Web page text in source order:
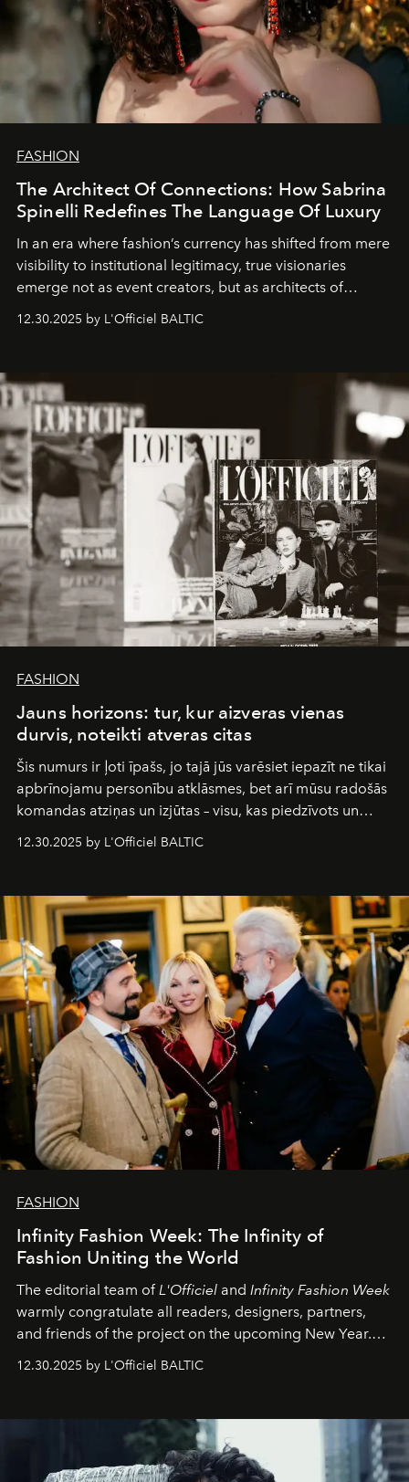
FASHION
The Architect Of Connections: How Sabrina
Spinelli Redefines The Language Of Luxury
In an era where fashion’s currency has shifted from mere
visibility to institutional legitimacy, true visionaries
emerge not as event creators, but as architects of
ecosystems.
Sabrina Spinelli
brand strategist with three decades of mastery in luxury,
framework where creativity, commerce, and culture
converge with surgical precision.
12.30.2025 by L'Officiel BALTIC
FASHION
Jauns horizons: tur, kur aizveras vienas
durvis, noteikti atveras citas
Šis numurs ir ļoti īpašs, jo tajā jūs varēsiet iepazīt ne tikai
apbrīnojamu personību atklāsmes, bet arī mūsu radošās
komandas atziņas un izjūtas – visu, kas piedzīvots un
pārdzīvots šo gandrīz 20 gadu laikā, veidojot žurnālu.
Šajā brīdī mums svarīgi pateikties visiem, kas bija kopā
sākums. Ar vissirsnīgākajiem laba vēlējumiem jūsu
L’Officiel Baltickomanda.
12.30.2025 by L'Officiel BALTIC
FASHION
Infinity Fashion Week: The Infinity of
Fashion Uniting the World
The editorial team ofL'Officiel and Infinity Fashion Week
warmly congratulate all readers, designers, partners,
and friends of the project on the upcoming New Year.
May 2026 bring growth, inspiration, bold ideas, and new
achievements.
12.30.2025 by L'Officiel BALTIC